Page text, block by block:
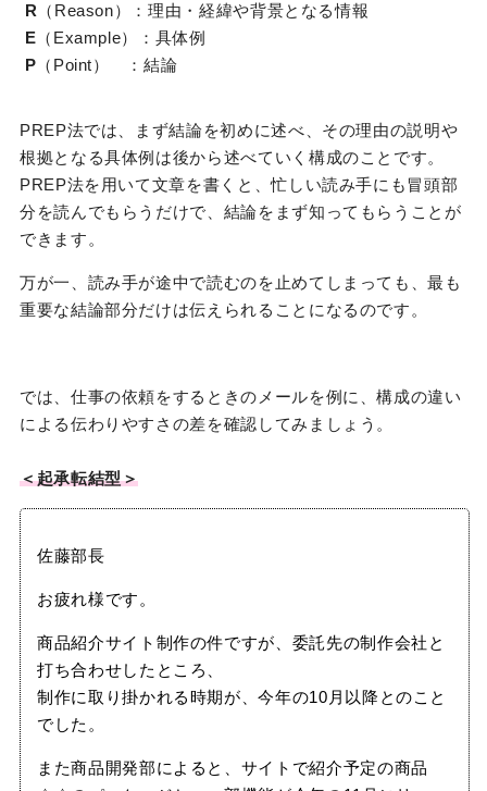
R （Reason）：理由・経緯や背景となる情報
E （Example）：具体例
P （Point） ：結論
PREP法では、まず結論を初めに述べ、その理由の説明や
根拠となる具体例は後から述べていく構成のことです。
PREP法を用いて文章を書くと、忙しい読み手にも冒頭部
分を読んでもらうだけで、結論をまず知ってもらうことが
できます。
万が一、読み手が途中で読むのを止めてしまっても、最も
重要な結論部分だけは伝えられることになるのです。
では、仕事の依頼をするときのメールを例に、構成の違い
による伝わりやすさの差を確認してみましょう。
＜起承転結型＞
佐藤部長
お疲れ様です。
商品紹介サイト制作の件ですが、委託先の制作会社と
打ち合わせしたところ、
制作に取り掛かれる時期が、今年の10月以降とのこと
でした。
また商品開発部によると、サイトで紹介予定の商品